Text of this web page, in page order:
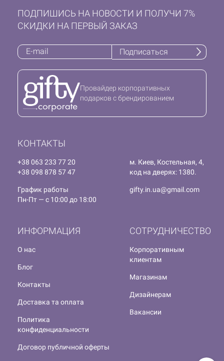
КОНТАКТЫ
+38 063 233 77 20
+38 098 878 57 47
м. Киев, Костельная, 4,
код на дверях: 1380.
График работы
Пн-Пт — с 10:00 до 18:00
gifty.in.ua@gmail.com
СОТРУДНИЧЕСТВО
Корпоративным
клиентам
Магазинам
Дизайнерам
Вакансии
ИНФОРМАЦИЯ
О нас
Блог
Контакты
Доставка та оплата
Политика
конфиденциальности
Договор публичной оферты
ПОДПИШИСЬ НА НОВОСТИ И ПОЛУЧИ 7%
СКИДКИ НА ПЕРВЫЙ ЗАКАЗ
Подписаться
Провайдер корпоративных
подарков с брендированием